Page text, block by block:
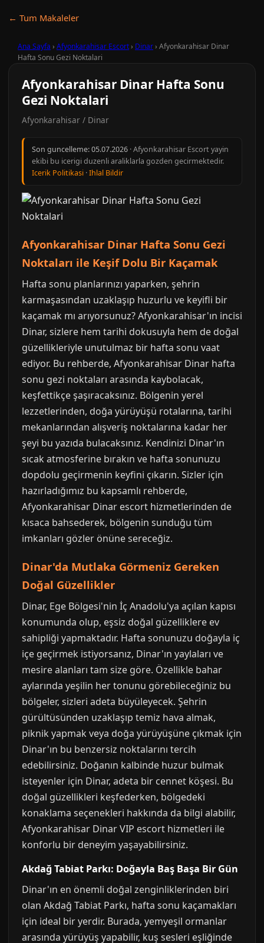
← Tum Makaleler
Ana Sayfa › Afyonkarahisar Escort› Dinar› Afyonkarahisar Dinar
Hafta Sonu Gezi Noktalari
Afyonkarahisar Dinar Hafta Sonu
Gezi Noktalari
Afyonkarahisar / Dinar
Son guncelleme:05.07.2026 · Afyonkarahisar Escort yayin
ekibi bu icerigi duzenli araliklarla gozden gecirmektedir.
Icerik Politikasi ·Ihlal Bildir
Afyonkarahisar Dinar Hafta Sonu Gezi
Noktaları ile Keşif Dolu Bir Kaçamak
Hafta sonu planlarınızı yaparken, şehrin
karmaşasından uzaklaşıp huzurlu ve keyifli bir
kaçamak mı arıyorsunuz? Afyonkarahisar'ın incisi
Dinar, sizlere hem tarihi dokusuyla hem de doğal
güzellikleriyle unutulmaz bir hafta sonu vaat
ediyor. Bu rehberde, Afyonkarahisar Dinar hafta
sonu gezi noktaları arasında kaybolacak,
keşfettikçe şaşıracaksınız. Bölgenin yerel
lezzetlerinden, doğa yürüyüşü rotalarına, tarihi
mekanlarından alışveriş noktalarına kadar her
şeyi bu yazıda bulacaksınız. Kendinizi Dinar'ın
sıcak atmosferine bırakın ve hafta sonunuzu
dopdolu geçirmenin keyfini çıkarın. Sizler için
hazırladığımız bu kapsamlı rehberde,
Afyonkarahisar Dinar escort hizmetlerinden de
kısaca bahsederek, bölgenin sunduğu tüm
imkanları gözler önüne sereceğiz.
Dinar'da Mutlaka Görmeniz Gereken
Doğal Güzellikler
Dinar, Ege Bölgesi'nin İç Anadolu'ya açılan kapısı
konumunda olup, eşsiz doğal güzelliklere ev
sahipliği yapmaktadır. Hafta sonunuzu doğayla iç
içe geçirmek istiyorsanız, Dinar'ın yaylaları ve
mesire alanları tam size göre. Özellikle bahar
aylarında yeşilin her tonunu görebileceğiniz bu
bölgeler, sizleri adeta büyüleyecek. Şehrin
gürültüsünden uzaklaşıp temiz hava almak,
piknik yapmak veya doğa yürüyüşüne çıkmak için
Dinar'ın bu benzersiz noktalarını tercih
edebilirsiniz. Doğanın kalbinde huzur bulmak
isteyenler için Dinar, adeta bir cennet köşesi. Bu
doğal güzellikleri keşfederken, bölgedeki
konaklama seçenekleri hakkında da bilgi alabilir,
Afyonkarahisar Dinar VIP escort hizmetleri ile
konforlu bir deneyim yaşayabilirsiniz.
Akdağ Tabiat Parkı: Doğayla Baş Başa Bir Gün
Dinar'ın en önemli doğal zenginliklerinden biri
olan Akdağ Tabiat Parkı, hafta sonu kaçamakları
için ideal bir yerdir. Burada, yemyeşil ormanlar
arasında yürüyüş yapabilir, kuş sesleri eşliğinde